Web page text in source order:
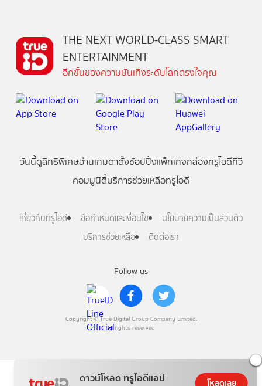
ดาวน์โหลด ทรูไอดีแอป โหลดเลย
Follow us
Copyright © True Digital Group Company Limited.
All rights reserved
THE NEXT WORLD-CLASS SMART
ENTERTAINMENT
อีกขั้นของความบันเทิงระดับโลกตรงใจคุณ
วันนี้ดูสิทธิพิเศษอ่านเกมตาตั้งช้อปปิ้งแพ็กเกจกล่องทรูไอดีทีวี
คอมมูนิตี้บริการช่วยเหลือทรูไอดี
เกี่ยวกับทรูไอดี ข้อกำหนดและเงื่อนไข
นโยบายความเป็นส่วนตัว
บริการช่วยเหลือ
ติดต่อเรา